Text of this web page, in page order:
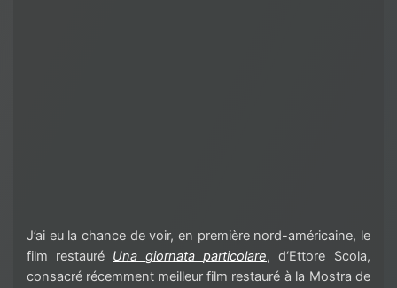
J’ai eu la chance de voir, en première nord-américaine, le
film restauré Una giornata particolare, d‘Ettore Scola
consacré récemment meilleur film restauré à la Mostra de